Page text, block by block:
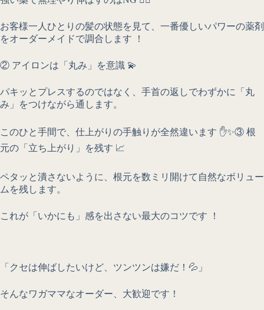
お客様一人ひとりの髪の状態を見て、一番優しいパワーの薬剤
をオーダーメイドで調合します ！
② アイロンは「丸み」を意識 💫
パキッとプレスするのではなく、手首の返しでわずかに「丸
み」をつけながら通します。
このひと手間で、仕上がりの手触りが全然違います ✋✨③ 根
元の「立ち上がり」を残す 📈
ペタッと潰さないように、根元を数ミリ開けて自然なボリュー
ムを残します。
これが「いかにも」感を出さない最大のコツです ！
「クセは伸ばしたいけど、ツンツンは嫌だ！💦」
そんなワガママなオーダー、大歓迎です！